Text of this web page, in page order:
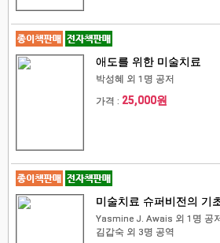
애도를 위한 미술치료
박성혜 외 1명 공저
가격 : 25,000원
미술치료 슈퍼비전의 기
Yasmine J. Awais 외 1명 공저
김갑숙 외 3명 공역